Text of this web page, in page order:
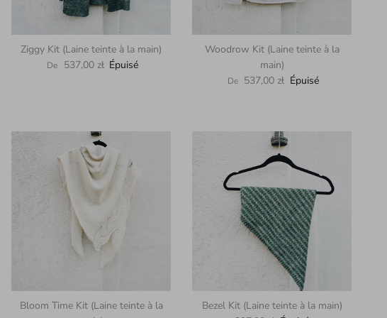
Ziggy Kit (Laine teinte à la main)
Prix habituel
De 537,00 zł Épuisé
Woodrow Kit (Laine teinte à la
main)
Prix habituel
De 537,00 zł Épuisé
Bloom Time Kit (Laine teinte à la
Bezel Kit (Laine teinte à la main)